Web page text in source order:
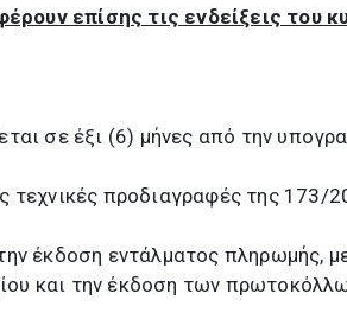
επίσης τις ενδείξεις του
σε έξι (6) μήνες από την
τεχνικές προδιαγραφές της 173/
έκδοση εντάλματος πληρωμής,
και την έκδοση των